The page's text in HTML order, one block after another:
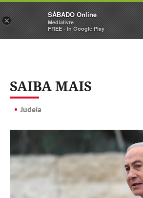
Sábado Assine
SAIBA MAIS
Judeia
×
SÁBADO Online
Medialivre
FREE - In Google Play